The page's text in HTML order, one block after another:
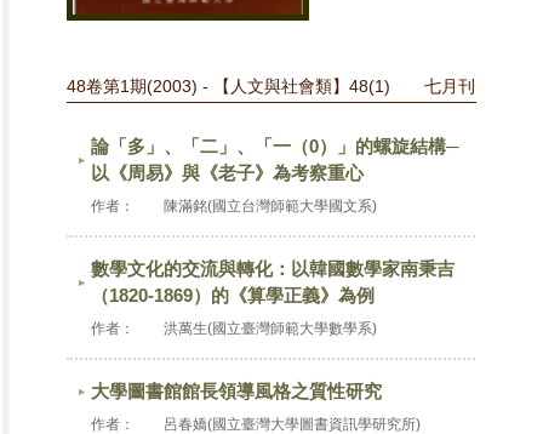
48卷第1期(2003) - 【人文與社會類】48(1) 七月刊
論「多」、「二」、「一（0）」的螺旋結構─
以《周易》與《老子》為考察重心
作者： 陳滿銘(國立台灣師範大學國文系)
數學文化的交流與轉化：以韓國數學家南秉吉
（1820-1869）的《算學正義》為例
作者： 洪萬生(國立臺灣師範大學數學系)
大學圖書館館長領導風格之質性研究
作者： 呂春嬌(國立臺灣大學圖書資訊學研究所)